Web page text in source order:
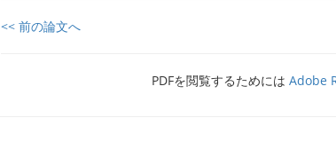
<< 前の論文へ
PDFを閲覧するためには Adobe